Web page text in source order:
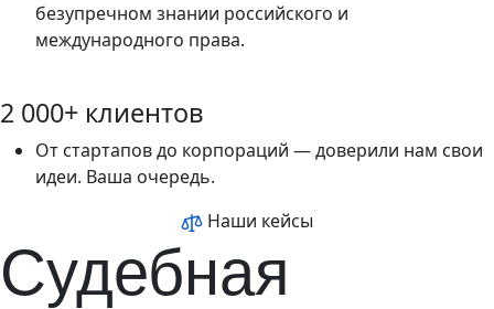
безупречном знании российского и
международного права.
2 000+ клиентов
От стартапов до корпораций — доверили нам свои
идеи. Ваша очередь.
Наши кейсы
Судебная